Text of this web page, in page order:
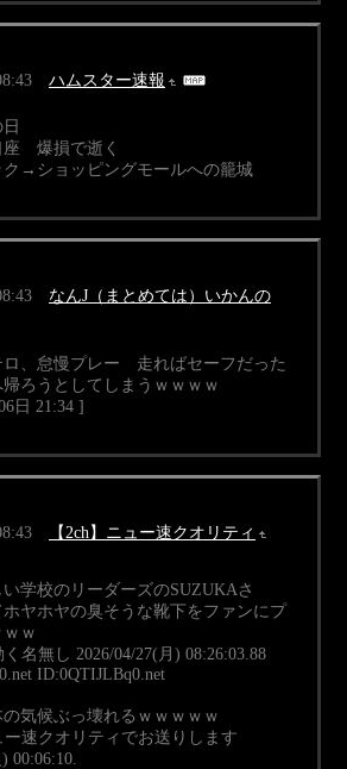
ハムスター速報
座 爆損で逝く
ク→ショッピングモールへの籠城
なんJ（まとめては）いかんの
ロ、怠慢プレー 走ればセーフだった
ろうとしてしまうｗｗｗｗ
日 21:34 ]
【2ch】ニュー速クオリティ
い学校のリーダーズのSUZUKAさ
ホヤホヤの臭そうな靴下をファンにプ
ｗ
名無し 2026/04/27(月) 08:26:03.88
ID:0QTIJLBq0.net
の気候ぶっ壊れるｗｗｗｗｗ
ー速クオリティでお送りします
00:06:10.